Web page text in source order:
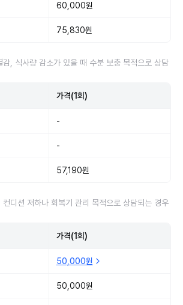
60,000원
75,830원
, 식사량 감소가 있을 때 수분 보충 목적으로 상담
가격(1회)
-
-
57,190원
디션 저하나 회복기 관리 목적으로 상담되는 경우
가격(1회)
50,000원
50,000원